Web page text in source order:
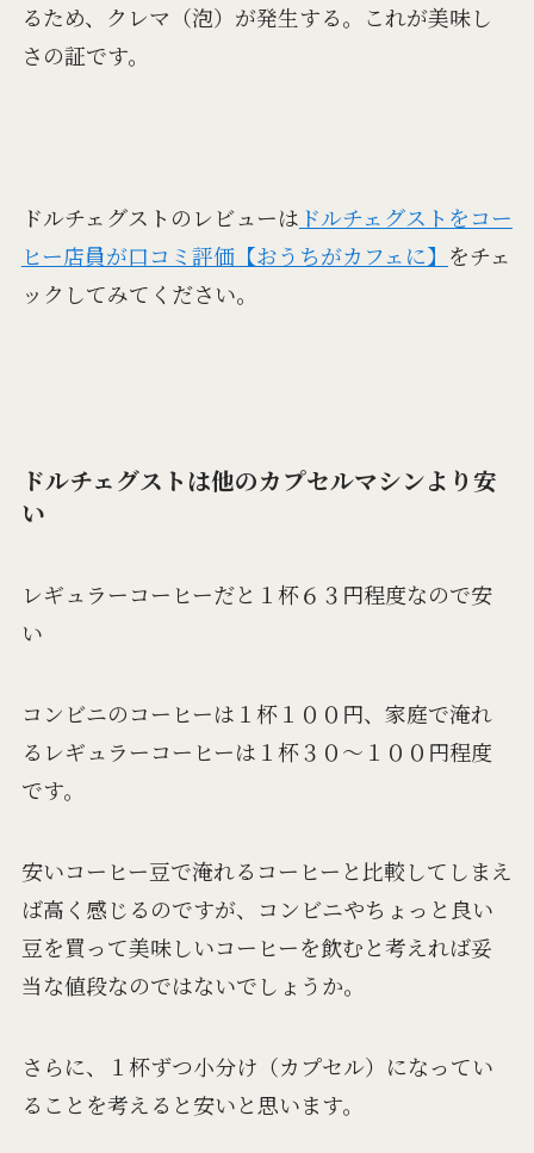
るため、クレマ（泡）が発生する。これが美味し
さの証です。
ドルチェグストのレビューは ドルチェグストをコー
ヒー店員が口コミ評価【おうちがカフェに】 をチェ
ックしてみてください。
ドルチェグストは他のカプセルマシンより安
い
レギュラーコーヒーだと１杯６３円程度なので安
い
コンビニのコーヒーは１杯１００円、家庭で淹れ
るレギュラーコーヒーは１杯３０～１００円程度
です。
安いコーヒー豆で淹れるコーヒーと比較してしまえ
ば高く感じるのですが、コンビニやちょっと良い
豆を買って美味しいコーヒーを飲むと考えれば妥
当な値段なのではないでしょうか。
さらに、１杯ずつ小分け（カプセル）になってい
ることを考えると安いと思います。